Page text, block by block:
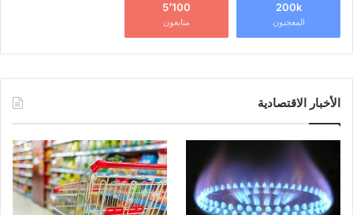
200k
المعجبون
5٬100
متابعون
الأخبار الاقتصادية